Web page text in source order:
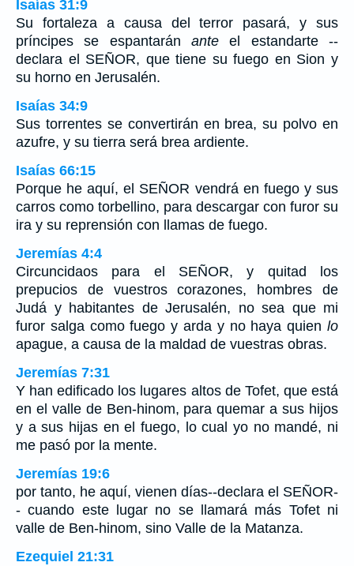
Isaías 31:9
Su fortaleza a causa del terror pasará, y sus
príncipes se espantarán ante el estandarte --
declara el SEÑOR, que tiene su fuego en Sion y
su horno en Jerusalén.
Isaías 34:9
Sus torrentes se convertirán en brea, su polvo en
azufre, y su tierra será brea ardiente.
Isaías 66:15
Porque he aquí, el SEÑOR vendrá en fuego y sus
carros como torbellino, para descargar con furor su
ira y su reprensión con llamas de fuego.
Jeremías 4:4
Circuncidaos para el SEÑOR, y quitad los
prepucios de vuestros corazones, hombres de
Judá y habitantes de Jerusalén, no sea que mi
furor salga como fuego y arda y no haya quien lo
apague, a causa de la maldad de vuestras obras.
Jeremías 7:31
Y han edificado los lugares altos de Tofet, que está
en el valle de Ben-hinom, para quemar a sus hijos
y a sus hijas en el fuego, lo cual yo no mandé, ni
me pasó por la mente.
Jeremías 19:6
por tanto, he aquí, vienen días--declara el SEÑOR-
- cuando este lugar no se llamará más Tofet ni
valle de Ben-hinom, sino Valle de la Matanza.
Ezequiel 21:31